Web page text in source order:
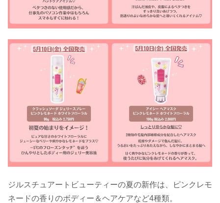
ジルスチュアートビューティーの夏の新作は、ピンクレモ
ネードの香りのボディー＆ヘアケアなど4種類。